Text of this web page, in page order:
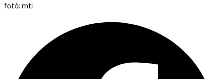
fotó: mti